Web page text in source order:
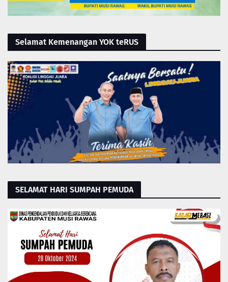
Selamat Kemenangan YOK teRUS
SELAMAT HARI SUMPAH PEMUDA